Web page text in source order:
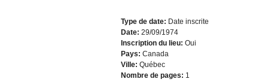
Type de date: Date inscrite
Date: 29/09/1974
Inscription du lieu: Oui
Pays: Canada
Ville: Québec
Nombre de pages: 1